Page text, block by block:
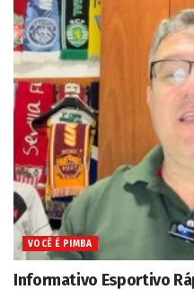
VOCÊ É PIMBA
Informativo Esportivo